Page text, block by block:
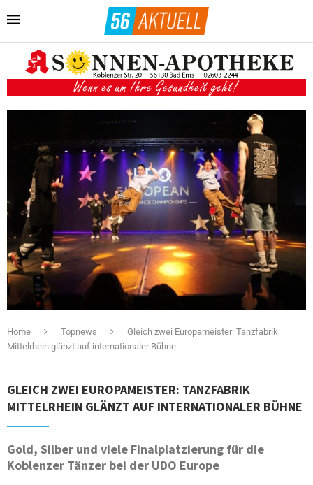
Home Topnews
Gleich zwei Europameister: Tanzfabrik
Mittelrhein glänzt auf internationaler Bühne
GLEICH ZWEI EUROPAMEISTER: TANZFABRIK
MITTELRHEIN GLÄNZT AUF INTERNATIONALER BÜHNE
Gold, Silber und viele Finalplatzierung für die
Koblenzer Tänzer bei der UDO Europe